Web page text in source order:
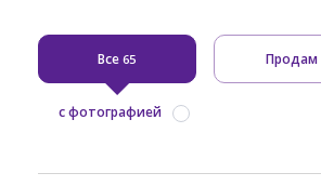
Все65 Продам
с фотографией